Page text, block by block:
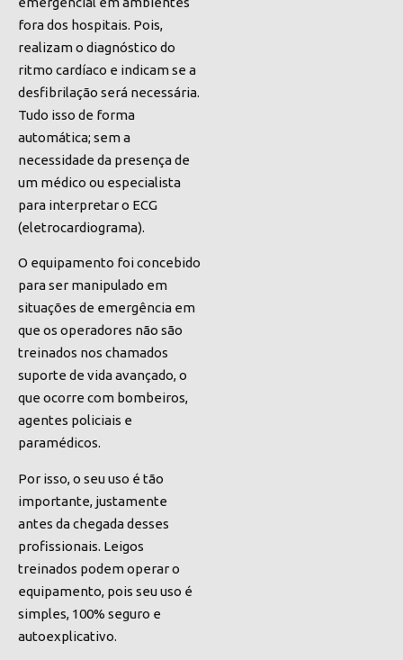
fora dos hospitais. Pois,
realizam o diagnóstico do
ritmo cardíaco e indicam se a
desfibrilação será necessária.
Tudo isso de forma
automática; sem a
necessidade da presença de
um médico ou especialista
para interpretar o ECG
(eletrocardiograma).
O equipamento foi concebido
para ser manipulado em
situações de emergência em
que os operadores não são
treinados nos chamados
suporte de vida avançado, o
que ocorre com bombeiros,
agentes policiais e
paramédicos.
Por isso, o seu uso é tão
importante, justamente
antes da chegada desses
profissionais. Leigos
treinados podem operar o
equipamento, pois seu uso é
simples, 100% seguro e
autoexplicativo.